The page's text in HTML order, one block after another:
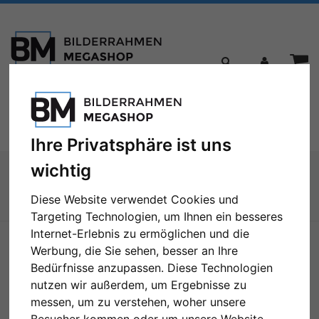
Ihre Privatsphäre ist uns
wichtig
Diese Website verwendet Cookies und
Targeting Technologien, um Ihnen ein besseres
Internet-Erlebnis zu ermöglichen und die
Werbung, die Sie sehen, besser an Ihre
Bedürfnisse anzupassen. Diese Technologien
nutzen wir außerdem, um Ergebnisse zu
messen, um zu verstehen, woher unsere
Toggle
navigation
Menü
Sie sind hier: Bilderrahmen
Holz-Bilderrahmen Profil 55 mit Abstandsleiste nach Maß